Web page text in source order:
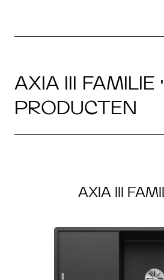
AXIA III FAMILIE
PRODUCTEN
AXIA III